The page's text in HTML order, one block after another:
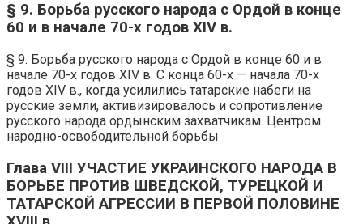
§ 9. Борьба русского народа с Ордой в конце
60 и в начале 70-х годов XIV в.
§ 9. Борьба русского народа с Ордой в конце 60 и в
начале 70-х годов XIV в. С конца 60-х — начала 70-х
годов XIV в., когда усилились татарские набеги на
русские земли, активизировалось и сопротивление
русского народа ордынским захватчикам. Центром
народно-освободительной борьбы
Глава VIII УЧАСТИЕ УКРАИНСКОГО НАРОДА В
БОРЬБЕ ПРОТИВ ШВЕДСКОЙ, ТУРЕЦКОЙ И
ТАТАРСКОЙ АГРЕССИИ В ПЕРВОЙ ПОЛОВИНЕ